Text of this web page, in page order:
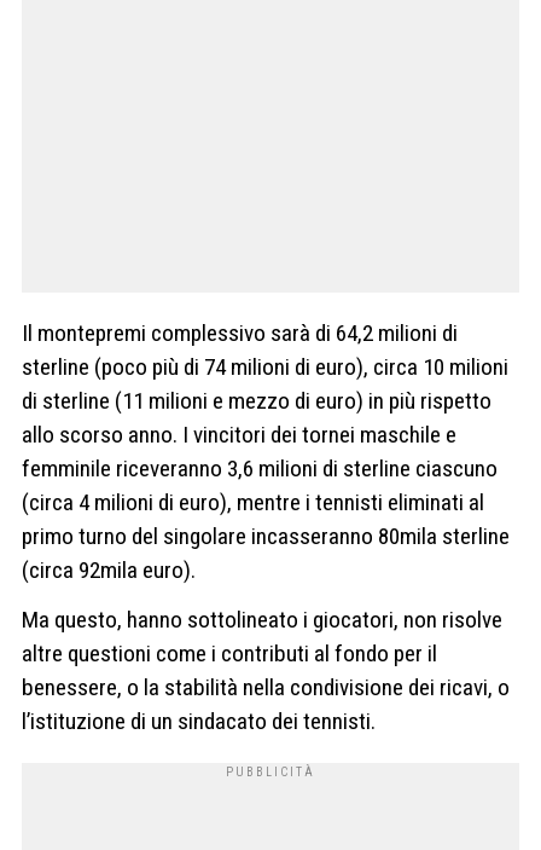
Il montepremi complessivo sarà di 64,2 milioni di
sterline (poco più di 74 milioni di euro), circa 10 milioni
di sterline (11 milioni e mezzo di euro) in più rispetto
allo scorso anno. I vincitori dei tornei maschile e
femminile riceveranno 3,6 milioni di sterline ciascuno
(circa 4 milioni di euro), mentre i tennisti eliminati al
primo turno del singolare incasseranno 80mila sterline
(circa 92mila euro).
Ma questo, hanno sottolineato i giocatori, non risolve
altre questioni come i contributi al fondo per il
benessere, o la stabilità nella condivisione dei ricavi, o
l’istituzione di un sindacato dei tennisti.